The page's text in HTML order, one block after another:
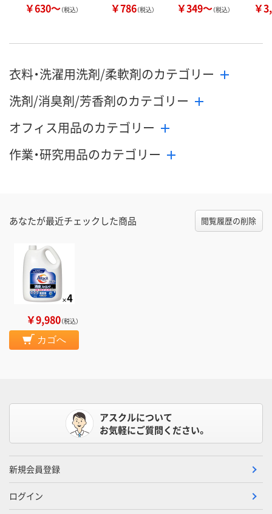
￥630～（税込） ￥786（税込） ￥349～（税込） ￥
衣料・洗濯用洗剤/柔軟剤のカテゴリー
洗剤/消臭剤/芳香剤のカテゴリー
オフィス用品のカテゴリー
作業・研究用品のカテゴリー
あなたが最近チェックした商品 閲覧履歴の削除
￥9,980（税込）
カゴへ
アスクルについて
お気軽にご質問ください。
新規会員登録
ログイン